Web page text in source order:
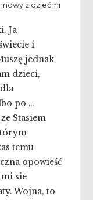
z dziećmi
Ja
i
jednak
dzieci,
po …
Stasiem
temu
opowieść
sie
Wojna, to